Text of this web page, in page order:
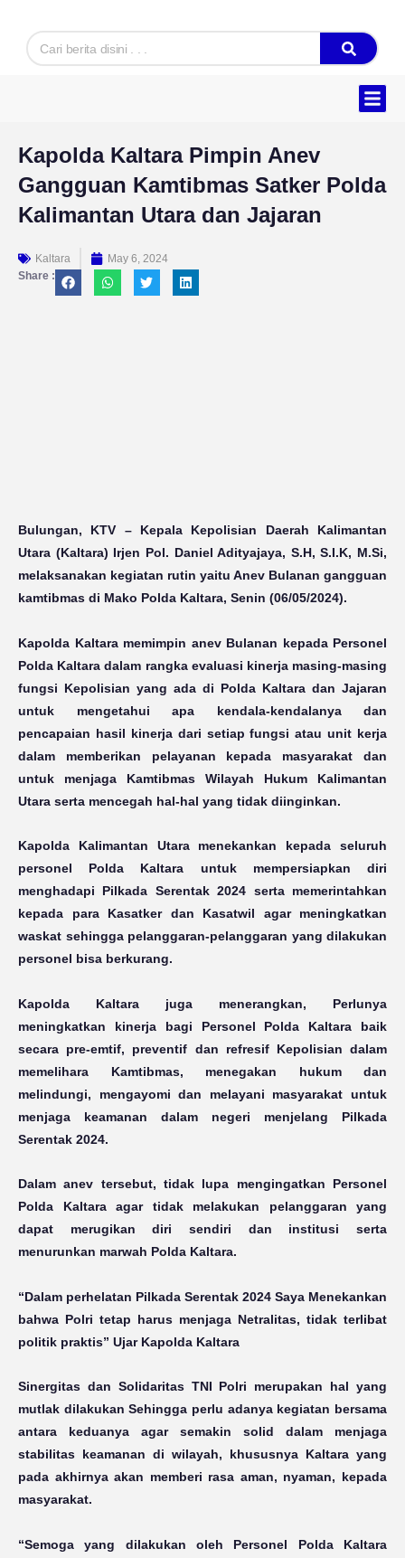
content
Search
Kapolda Kaltara Pimpin Anev
Gangguan Kamtibmas Satker Polda
Kalimantan Utara dan Jajaran
Kaltara
May 6, 2024
Share :
Bulungan, KTV – Kepala Kepolisian Daerah Kalimantan
Utara (Kaltara) Irjen Pol. Daniel Adityajaya, S.H, S.I.K, M.Si,
melaksanakan kegiatan rutin yaitu Anev Bulanan gangguan
kamtibmas di Mako Polda Kaltara, Senin (06/05/2024).
Kapolda Kaltara memimpin anev Bulanan kepada Personel
Polda Kaltara dalam rangka evaluasi kinerja masing-masing
fungsi Kepolisian yang ada di Polda Kaltara dan Jajaran
untuk mengetahui apa kendala-kendalanya dan
pencapaian hasil kinerja dari setiap fungsi atau unit kerja
dalam memberikan pelayanan kepada masyarakat dan
untuk menjaga Kamtibmas Wilayah Hukum Kalimantan
Utara serta mencegah hal-hal yang tidak diinginkan.
Kapolda Kalimantan Utara menekankan kepada seluruh
personel Polda Kaltara untuk mempersiapkan diri
menghadapi Pilkada Serentak 2024 serta memerintahkan
kepada para Kasatker dan Kasatwil agar meningkatkan
waskat sehingga pelanggaran-pelanggaran yang dilakukan
personel bisa berkurang.
Kapolda Kaltara juga menerangkan, Perlunya
meningkatkan kinerja bagi Personel Polda Kaltara baik
secara pre-emtif, preventif dan refresif Kepolisian dalam
memelihara Kamtibmas, menegakan hukum dan
melindungi, mengayomi dan melayani masyarakat untuk
menjaga keamanan dalam negeri menjelang Pilkada
Serentak 2024.
Dalam anev tersebut, tidak lupa mengingatkan Personel
Polda Kaltara agar tidak melakukan pelanggaran yang
dapat merugikan diri sendiri dan institusi serta
menurunkan marwah Polda Kaltara.
“Dalam perhelatan Pilkada Serentak 2024 Saya Menekankan
bahwa Polri tetap harus menjaga Netralitas, tidak terlibat
politik praktis” Ujar Kapolda Kaltara
Sinergitas dan Solidaritas TNI Polri merupakan hal yang
mutlak dilakukan Sehingga perlu adanya kegiatan bersama
antara keduanya agar semakin solid dalam menjaga
stabilitas keamanan di wilayah, khususnya Kaltara yang
pada akhirnya akan memberi rasa aman, nyaman, kepada
masyarakat.
“Semoga yang dilakukan oleh Personel Polda Kaltara